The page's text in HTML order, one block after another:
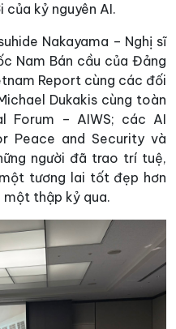
của kỷ nguyên AI.
Nakayama – Nghị sĩ
Nam Bán cầu của Đảng
Report cùng các đối
Dukakis cùng toàn
Forum – AIWS; các AI
Peace and Security và
người đã trao trí tuệ,
tương lai tốt đẹp hơn
một thập kỷ qua.